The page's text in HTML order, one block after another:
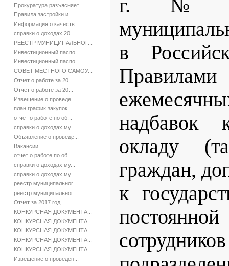
Прокуратура разъясняет
Правила застройки и ...
Информация о качеств...
справки о доходах 20...
РЕЕСТР МУНИЦИПАЛЬНОГ...
Инвестиционный паспо...
Инвестиционный паспо...
СОВЕТ МЕСТНОГО САМОУ...
Отчет о работе за 20...
Отчет о работе за 20...
Извещение о проведе...
план график закупок ...
отчет о работе по об...
справки о доходах му...
Объявление о проведе...
Вакансии
отчет о работе по об...
справки о доходах му...
справки о доходах му...
реестр муниципальног...
реестр муниципальног...
Отчет за 2017 год
КОНКУРСНАЯ ДОКУМЕНТА...
КОНКУРСНАЯ ДОКУМЕНТА...
КОНКУРСНАЯ ДОКУМЕНТА...
КОНКУРСНАЯ ДОКУМЕНТА...
КОНКУРСНАЯ ДОКУМЕНТА...
Извещение о проведен...
г. №
в
надбавок
окладу
граждан,
к